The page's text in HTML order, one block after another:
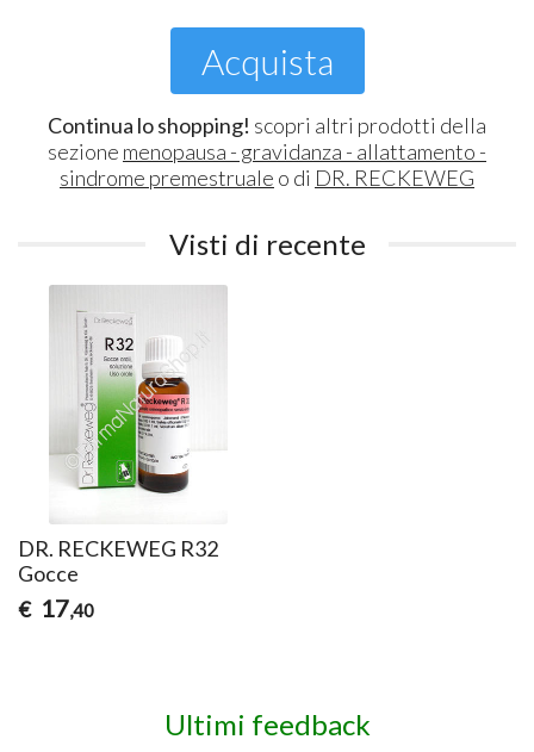
Acquista
Continua lo shopping! scopri altri prodotti della
sezione menopausa - gravidanza - allattamento -
sindrome premestruale o di DR. RECKEWEG
Visti di recente
DR. RECKEWEG R32
Gocce
€ 17,40
Ultimi feedback